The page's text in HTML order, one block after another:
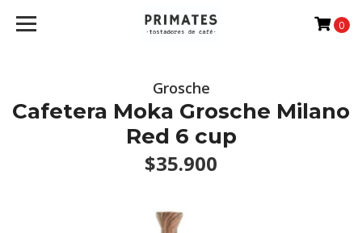
0
Grosche
Cafetera Moka Grosche Milano
Red 6 cup
$35.900